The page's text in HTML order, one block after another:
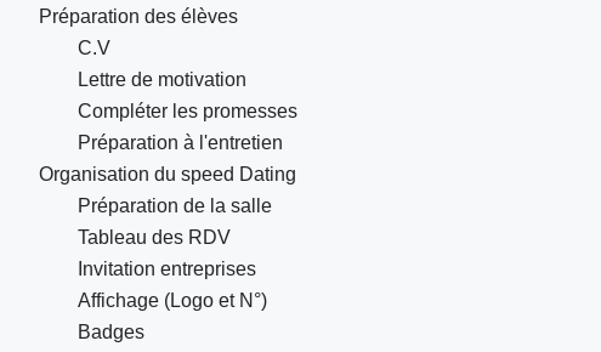
Préparation des élèves
C.V
Lettre de motivation
Compléter les promesses
Préparation à l'entretien
Organisation du speed Dating
Préparation de la salle
Tableau des RDV
Invitation entreprises
Affichage (Logo et N°)
Badges